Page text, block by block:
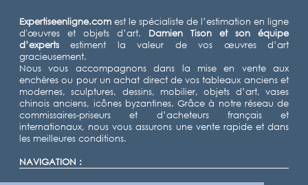
Expertiseenligne.com est le spécialiste de l’estimation en ligne
d'œuvres et objets d’art. Damien Tison
et son équipe
d’experts estiment la valeur de vos œuvres d’art
gracieusement.
Nous vous accompagnons dans la mise en vente aux
enchères ou pour un achat direct de vos tableaux anciens et
modernes, sculptures, dessins, mobilier, objets d’art, vases
chinois anciens, icônes byzantines. Grâce à notre réseau de
commissaires-priseurs et d’acheteurs français et
internationaux, nous vous assurons une vente rapide et dans
les meilleures conditions.
NAVIGATION :